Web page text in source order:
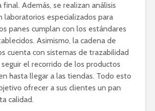
final. Además, se realizan análisis
laboratorios especializados para
panes cumplan con los estándares
Asimismo, la cadena de
cuenta con sistemas de trazabilidad
el recorrido de los productos
hasta llegar a las tiendas. Todo esto
ofrecer a sus clientes un pan
calidad.